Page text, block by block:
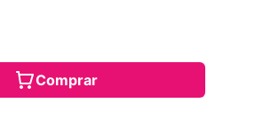
Comprar